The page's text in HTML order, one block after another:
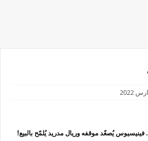
يُصعّد موقفه وريال مدريد يُلمّح بالبيع!